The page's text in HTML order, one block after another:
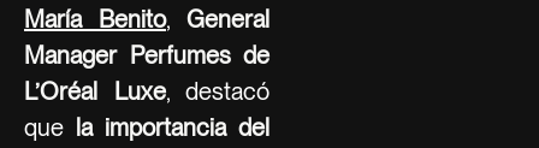
María Benito, General
Manager Perfumes de
L’Oréal Luxe, destacó
que la importancia del